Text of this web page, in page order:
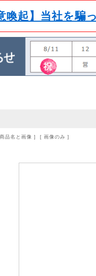
喚起】当社を
品名と画像 ] [ 画像のみ ]